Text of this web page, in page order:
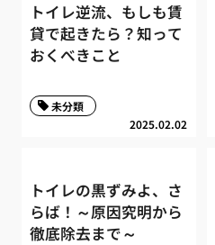
トイレ逆流、もしも賃
貸で起きたら？知って
おくべきこと
2025.02.02
未分類
トイレの黒ずみよ、さ
らば！～原因究明から
徹底除去まで～